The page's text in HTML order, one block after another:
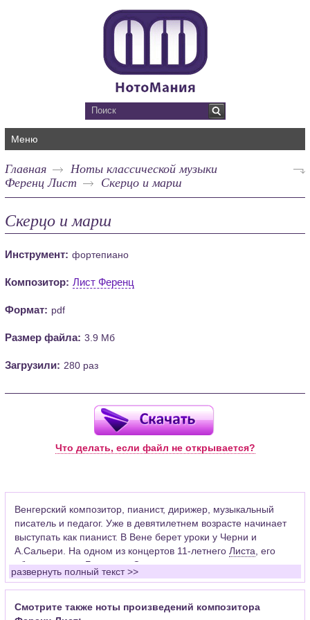
Меню
Главная
Ноты классической музыки
Ференц Лист
Скерцо и марш
Скерцо и марш
Инструмент: фортепиано
Композитор: Лист Ференц
Формат: pdf
Размер файла: 3.9 Мб
Загрузили: 280 раз
Что делать, если файл не открывается?
Венгерский композитор, пианист, дирижер, музыкальный
писатель и педагог. Уже в девятилетнем возрасте начинает
выступать как пианист. В Вене берет уроки у Черни и
А.Сальери. На одном из концертов 11-летнего Листа , его
«благословил»Бетховен. Сильное влияние на становление
великого музыкального романтика оказали встречи с
Берлиозом,ШопеномиПаганини. Восхищаясь мастерством
скипача-виртуоза, Лист видел и ограниченность такого рода
развернуть полный текст >>
Смотрите также ноты произведений композитора